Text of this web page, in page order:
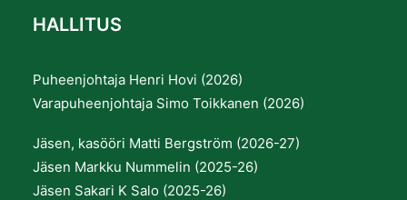
HALLITUS
Puheenjohtaja Henri Hovi (2026)
Varapuheenjohtaja Simo Toikkanen (2026)
Jäsen, kasööri Matti Bergström (2026-27)
Jäsen Markku Nummelin (2025-26)
Jäsen Sakari K Salo (2025-26)